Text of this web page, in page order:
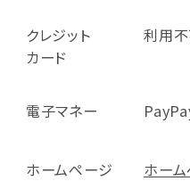
クレジット
カード
利用
電子マネー
ホームページ ホー